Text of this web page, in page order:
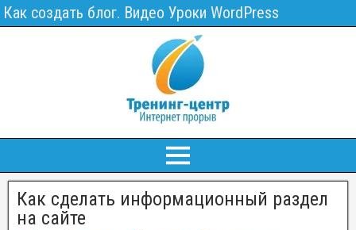
Как создать блог. Видео Уроки WordPress
Как сделать информационный раздел
на сайте